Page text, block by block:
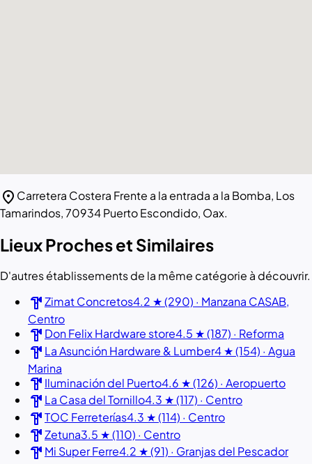
location_on Carretera Costera Frente a la entrada a la Bomba, Los
Tamarindos, 70934 Puerto Escondido, Oax.
Lieux Proches et Similaires
D'autres établissements de la même catégorie à découvrir.
hardwareZimat Concretos4.2 ★ (290) · Manzana CASAB,
Centro
hardware Don Felix Hardware store4.5 ★ (187) · Reforma
hardware La Asunción Hardware & Lumber4 ★ (154) · Agua
Marina
hardware Iluminación del Puerto4.6 ★ (126) · Aeropuerto
hardware La Casa del Tornillo4.3 ★ (117) · Centro
hardwareTOC Ferreterías4.3 ★ (114) · Centro
hardwareZetuna3.5 ★ (110) · Centro
hardware Mi Super Ferre4.2 ★ (91) · Granjas del Pescador